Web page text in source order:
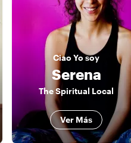
CiaoYo soy
Serena
The Spiritual Local
Ver Más